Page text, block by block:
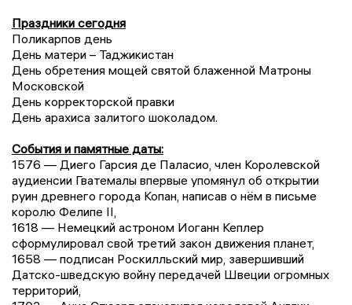
Праздники сегодня
Поликарпов день
День матери – Таджикистан
День обретения мощей святой блаженной Матроны
Московской
День корректорской правки
День арахиса залитого шоколадом.
События и памятные даты:
1576 — Диего Гарсия де Паласио, член Королевской
аудиенсии Гватемалы впервые упомянул об открытии
руин древнего города Копан, написав о нём в письме
королю Фелипе II,
1618 — Немецкий астроном Иоганн Кеплер
сформулировал свой третий закон движения планет,
1658 — подписан Роскилльский мир, завершивший
Датско-шведскую войну передачей Швеции огромных
территорий,